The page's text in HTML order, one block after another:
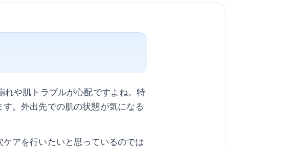
や肌トラブルが心配ですよね。特
。外出先での肌の状態が気になる
アを行いたいと思っているのでは